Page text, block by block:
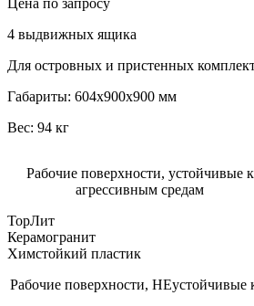
4 выдвижных ящика
Для островных и пристенных
Габариты: 604х900х900 мм
Вес: 94 кг
Рабочие поверхности, устойчивые к
агрессивным средам
ТорЛит
Керамогранит
Химстойкий пластик
Рабочие поверхности, НЕустойчивые